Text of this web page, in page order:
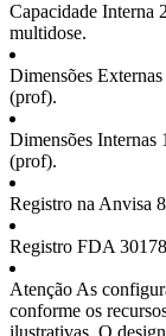
Capacidade Interna
multidose.
Dimensões Externas
(prof).
Dimensões Internas
(prof).
Registro na Anvisa
Registro FDA
Atenção As
conforme os